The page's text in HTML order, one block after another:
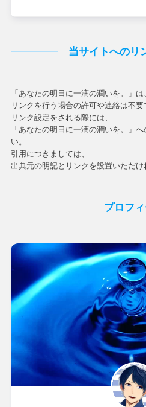
当サイトへのリ
「あなたの明日に一滴の潤いを。」
リンクを行う場合の許可や連絡は不要
リンク設定をされる際には、
「あなたの明日に一滴の潤いを。」
い。
引用につきましては、
出典元の明記とリンクを設置いただけ
プロフ